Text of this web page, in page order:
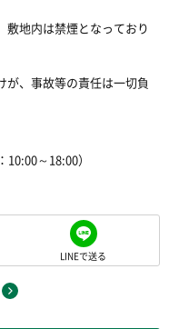
敷地内は禁煙となっており
が、事故等の責任は一切負
～18:00）
LINEで送る